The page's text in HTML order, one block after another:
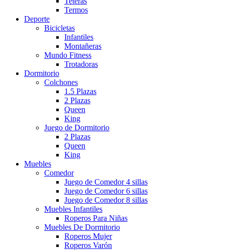
Termos
Deporte
Bicicletas
Infantiles
Montañeras
Mundo Fitness
Trotadoras
Dormitorio
Colchones
1.5 Plazas
2 Plazas
Queen
King
Juego de Dormitorio
2 Plazas
Queen
King
Muebles
Comedor
Juego de Comedor 4 sillas
Juego de Comedor 6 sillas
Juego de Comedor 8 sillas
Muebles Infantiles
Roperos Para Niñas
Muebles De Dormitorio
Roperos Mujer
Roperos Varón